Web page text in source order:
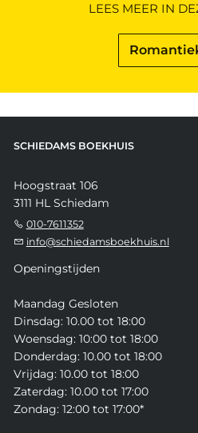
LEES MEER IN
SCHIEDAMS BOEKHUIS
Hoogstraat 106
3111 HL Schiedam
010-7611352
info@schiedamsboekhuis.nl
Openingstijden
Maandag Gesloten
Dinsdag: 10.00 tot 18:00
Woensdag: 10:00 tot 18:00
Donderdag: 10.00 tot 18:00
Vrijdag: 10.00 tot 18:00
Zaterdag: 10.00 tot 17:00
Zondag: 12:00 tot 17:00*